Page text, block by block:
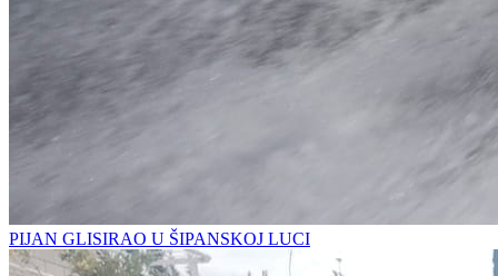
PIJAN GLISIRAO U ŠIPANSKOJ LUCI